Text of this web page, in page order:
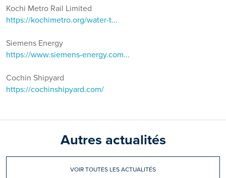
Kochi Metro Rail Limited
https://kochimetro.org/water-t...
Siemens Energy
https://www.siemens-energy.com...
Cochin Shipyard
https://cochinshipyard.com/
Autres actualités
VOIR TOUTES LES ACTUALITÉS